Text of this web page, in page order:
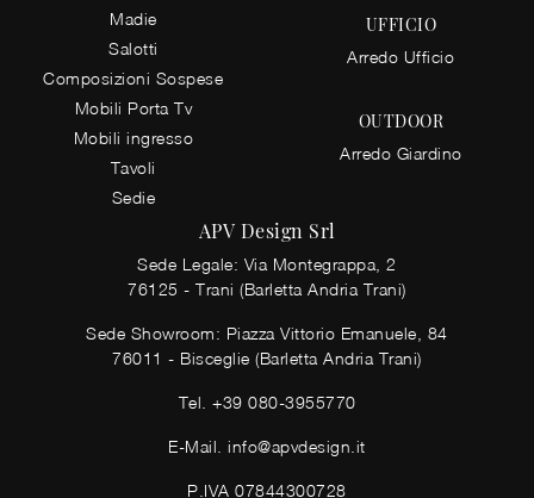
Madie
Salotti
Composizioni Sospese
Mobili Porta Tv
Mobili ingresso
Tavoli
Sedie
UFFICIO
Arredo Ufficio
OUTDOOR
Arredo Giardino
APV Design Srl
Sede Legale: Via Montegrappa, 2
76125 - Trani (Barletta Andria Trani)
Sede Showroom: Piazza Vittorio Emanuele, 84
76011 - Bisceglie (Barletta Andria Trani)
Tel. +39 080-3955770
E-Mail.info@apvdesign.it
P.IVA 07844300728